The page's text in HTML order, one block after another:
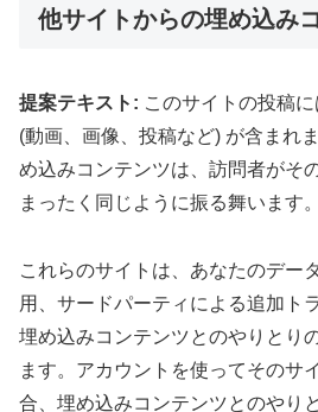
他サイトからの埋め込み
提案テキスト: このサイトの投稿
(動画、画像、投稿など) が含まれ
め込みコンテンツは、訪問者がそ
まったく同じように振る舞います。
これらのサイトは、あなたのデー
用、サードパーティによる追加ト
埋め込みコンテンツとのやりとり
ます。アカウントを使ってそのサ
合、埋め込みコンテンツとのやり